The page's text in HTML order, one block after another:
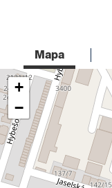
Mapa
+
−